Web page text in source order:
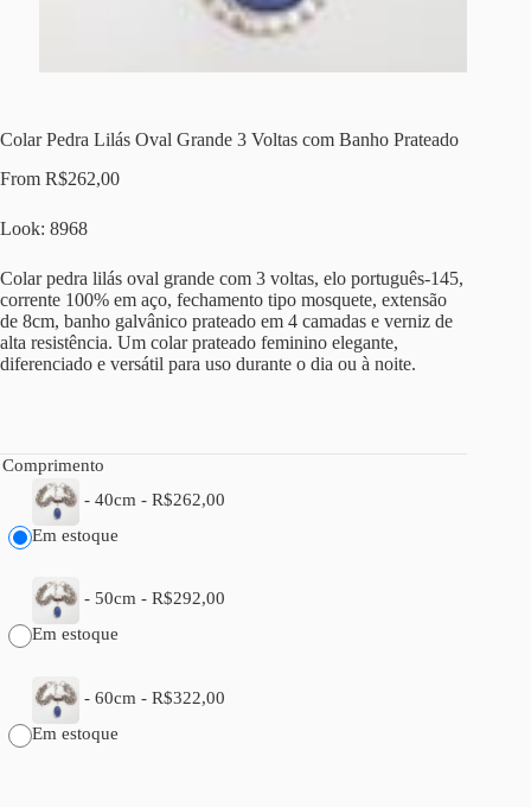
Colar Pedra Lilás Oval Grande 3 Voltas com Banho Prateado
From R$262,00
Look: 8968
Colar pedra lilás oval grande com 3 voltas, elo português-145,
corrente 100% em aço, fechamento tipo mosquete, extensão
de 8cm, banho galvânico prateado em 4 camadas e verniz de
alta resistência. Um colar prateado feminino elegante,
diferenciado e versátil para uso durante o dia ou à noite.
Comprimento
- 40cm - R$262,00
Em estoque
- 50cm - R$292,00
Em estoque
- 60cm - R$322,00
Em estoque